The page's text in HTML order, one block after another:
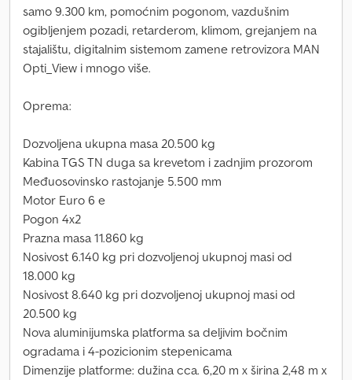
samo 9.300 km, pomoćnim pogonom, vazdušnim
ogibljenjem pozadi, retarderom, klimom, grejanjem na
stajalištu, digitalnim sistemom zamene retrovizora MAN
Opti_View i mnogo više.
Oprema:
Dozvoljena ukupna masa 20.500 kg
Kabina TGS TN duga sa krevetom i zadnjim prozorom
Međuosovinsko rastojanje 5.500 mm
Motor Euro 6 e
Pogon 4x2
Prazna masa 11.860 kg
Nosivost 6.140 kg pri dozvoljenoj ukupnoj masi od
18.000 kg
Nosivost 8.640 kg pri dozvoljenoj ukupnoj masi od
20.500 kg
Nova aluminijumska platforma sa deljivim bočnim
ogradama i 4-pozicionim stepenicama
Dimenzije platforme: dužina cca. 6,20 m x širina 2,48 m x